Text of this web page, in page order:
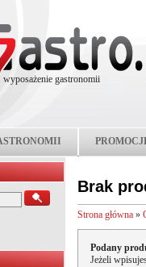
wyposażenie gastronomii
Brak
Strona główna »
Podany
Jeżeli